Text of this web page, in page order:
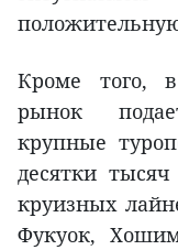
Кроме того,
рынок
крупные
десятки
круизных
Фукуок,